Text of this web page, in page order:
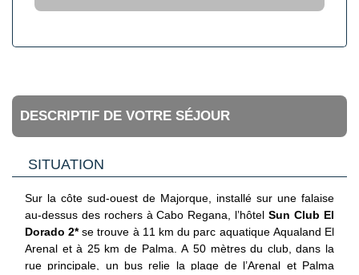
DESCRIPTIF DE VOTRE SÉJOUR
SITUATION
Sur la côte sud-ouest de Majorque, installé sur une falaise
au-dessus des rochers à Cabo Regana, l’hôtel Sun Club El
Dorado 2*se trouve à 11 km du parc aquatique Aqualand El
Arenal et à 25 km de Palma. A 50 mètres du club, dans la
rue principale, un bus relie la plage de l’Arenal et Palma